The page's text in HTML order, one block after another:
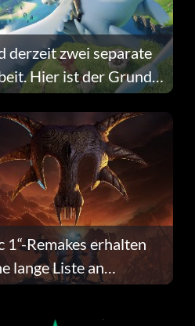
derzeit zwei separate
Hier ist der Grund
1“-Remakes erhalten
lange Liste an